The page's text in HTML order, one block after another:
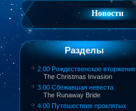
Новости
Разделы
2.00 Рождественское вторжение
The Christmas Invasion
3.00 Сбежавшая невеста
The Runaway Bride
4.00 Путешествие проклятых